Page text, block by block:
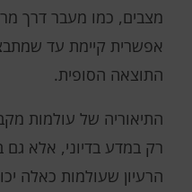
מצבים, כמו מעבר דרך
אפשרית קיימת עד
התוצאה הסופית.
התיאוריה של עולמות
רק במדע בדיוני, אלא גם
הרעיון שעולמות כאלה